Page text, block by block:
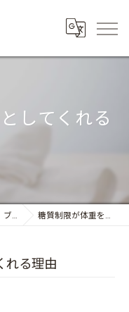
してくれる
ブログ 糖質制限が体重を落としてくれる理由
れる理由